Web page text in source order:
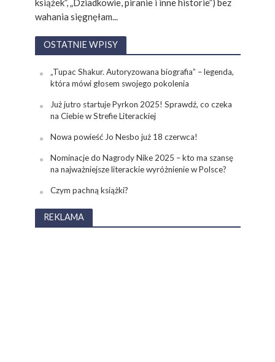
książek”, „Dziadkowie, piranie i inne historie”) bez
wahania sięgnęłam...
OSTATNIE WPISY
„Tupac Shakur. Autoryzowana biografia” – legenda,
która mówi głosem swojego pokolenia
Już jutro startuje Pyrkon 2025! Sprawdź, co czeka
na Ciebie w Strefie Literackiej
Nowa powieść Jo Nesbo już 18 czerwca!
Nominacje do Nagrody Nike 2025 – kto ma szansę
na najważniejsze literackie wyróżnienie w Polsce?
Czym pachną książki?
REKLAMA